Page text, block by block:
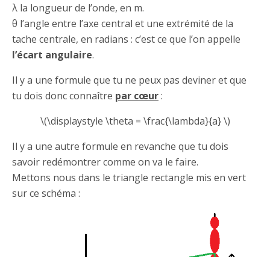
λ la longueur de l’onde, en m.
θ l’angle entre l’axe central et une extrémité de la
tache centrale, en radians : c’est ce que l’on appelle
l’écart angulaire.
Il y a une formule que tu ne peux pas deviner et que
tu dois donc connaître par cœur:
\(\displaystyle \theta = \frac{\lambda}{a} \)
Il y a une autre formule en revanche que tu dois
savoir redémontrer comme on va le faire.
Mettons nous dans le triangle rectangle mis en vert
sur ce schéma :